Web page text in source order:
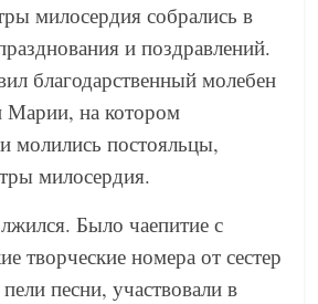
милосердия собрались в
и поздравлений.
благодарственный молебен
на котором
молились постояльцы,
милосердия.
Было чаепитие с
творческие номера от сестер
песни, участвовали в